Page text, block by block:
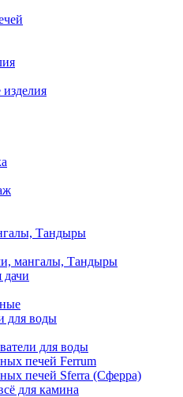
Тандыры
мангалы, Тандыры
для воды
для воды
печей Ferrum
печей Sferra (Сферра)
для камина